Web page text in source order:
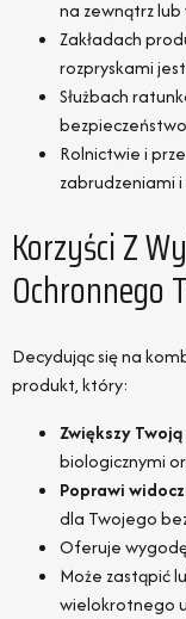
na zewnątrz
Zakładach
rozpryskami
Służbach
Rolnictwie i
zabrudzeniami
Korzyści Z
Ochronnego
Decydując się na
produkt, który:
Zwiększy
biologicznymi
Poprawi
dla Twojego
Oferuje
Może zastąpić
wielokrotnego